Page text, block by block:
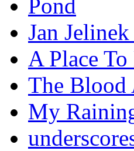
Pond
Jan
A Place
The Blood
My